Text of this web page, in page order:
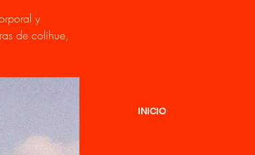
INICIO
y
de colihue,